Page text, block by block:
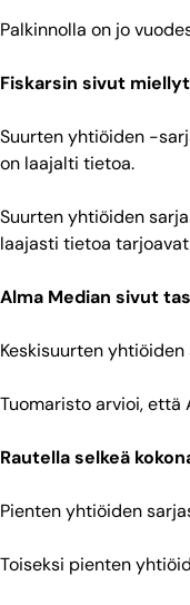
Palkinnolla on jo
Fiskarsin sivut
Suurten yhtiöiden -
on laajalti tietoa.
Suurten yhtiöiden
laajasti tietoa
Alma Median sivut
Keskisuurten
Tuomaristo arvioi,
Rautella selkeä
Pienten yhtiöiden
Toiseksi pienten